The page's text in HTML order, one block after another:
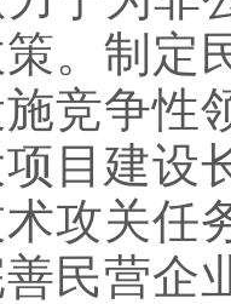
。制定
竞争性
目建设
攻关任
民营企